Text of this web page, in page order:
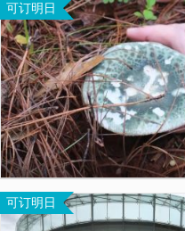
姚安路军民总管府
元谋人世界公园
可订明日
可订明日